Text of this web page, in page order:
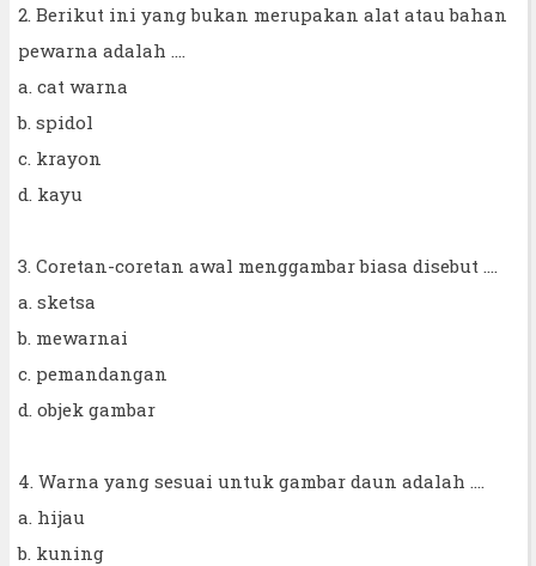
2. Berikut ini yang bukan merupakan alat atau bahan
pewarna adalah ....
a. cat warna
b. spidol
c. krayon
d. kayu
3. Coretan-coretan awal menggambar biasa disebut ....
a. sketsa
b. mewarnai
c. pemandangan
d. objek gambar
4. Warna yang sesuai untuk gambar daun adalah ....
a. hijau
b. kuning